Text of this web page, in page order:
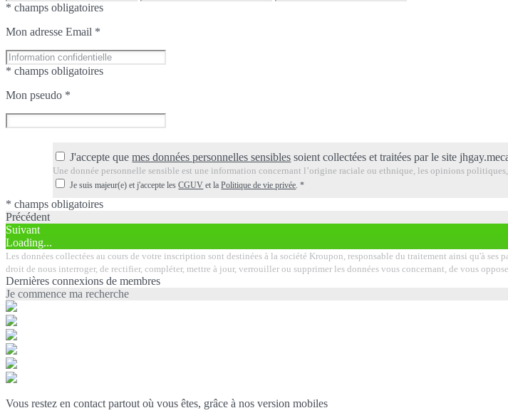
* champs obligatoires
Mon adresse Email *
* champs obligatoires
Mon pseudo *
J'accepte quemes données personnelles sensibles soient collectées et traitées par le site
Une donnée personnelle sensible est une information concernant l’origine raciale ou ethnique, les opinions
Je suis majeur(e) et j'accepte lesCGUV et laPolitique de vie privée .*
* champs obligatoires
Précédent
Suivant
Loading...
Les données collectées au cours de votre inscription sont destinées à la société Kroupon, responsable du traitement ainsi qu'à
droit de nous interroger, de rectifier, compléter, mettre à jour, verrouiller ou supprimer les données vous concernant, de vous
Dernières connexions de membres
Je commence ma recherche
Vous restez en contact partout où vous êtes, grâce à nos version mobiles